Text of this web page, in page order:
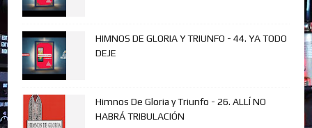
HIMNOS DE GLORIA Y TRIUNFO - 44. YA TODO
DEJE
Himnos De Gloria y Triunfo - 26. ALLÍ NO
HABRÁ TRIBULACIÓN